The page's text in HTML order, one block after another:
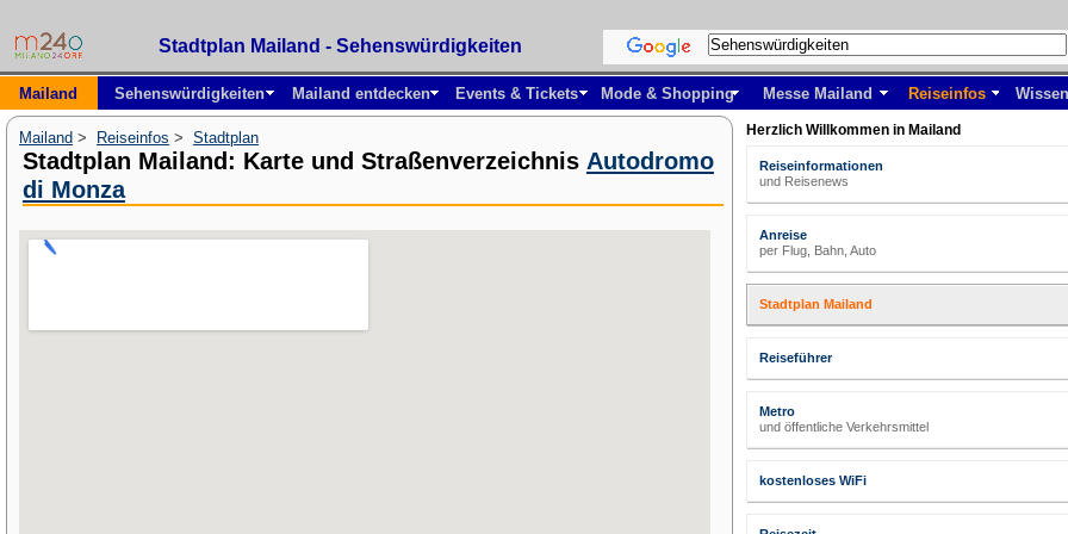
Stadtplan Mailand - Sehenswürdigkeiten
Mailand Sehenswürdigkeiten Mailand entdecken Events & Tickets Mode & Shopping Messe Mailand Reiseinfos
Mailand > Reiseinfos > Stadtplan
Stadtplan Mailand: Karte und Straßenverzeichnis Autodromo
di Monza
Herzlich Willkommen in Mailand
Reiseinformationen
und Reisenews
Anreise
per Flug, Bahn, Auto
Stadtplan Mailand
Reiseführer
Metro
und öffentliche Verkehrsmittel
kostenloses WiFi